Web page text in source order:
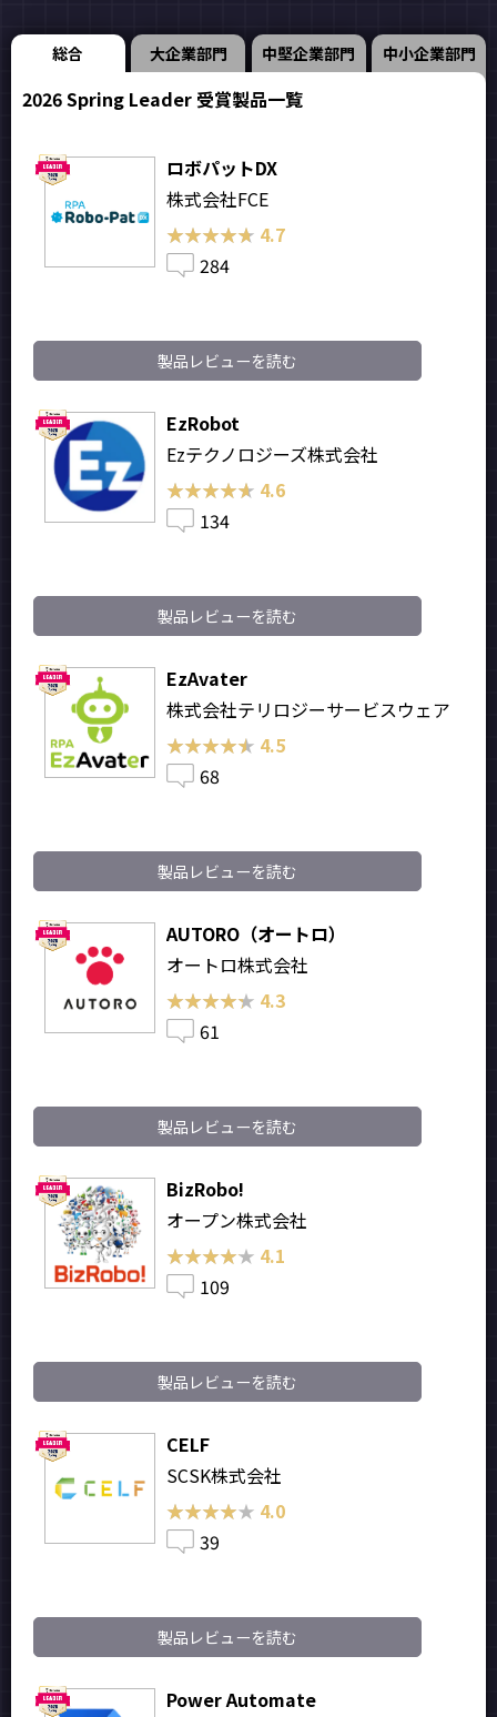
総合 大企業部門 中堅企業部門 中小企業部門
2026 Spring Leader 受賞製品一覧
ロボパットDX
株式会社FCE
★★★★★
★★★★★ 4.7
284
製品レビューを読む
EzRobot
Ezテクノロジーズ株式会社
★★★★★
★★★★★ 4.6
134
製品レビューを読む
EzAvater
株式会社テリロジーサービスウェア
★★★★★
★★★★★ 4.5
68
製品レビューを読む
AUTORO（オートロ）
オートロ株式会社
★★★★★
★★★★★ 4.3
61
製品レビューを読む
BizRobo!
オープン株式会社
★★★★★
★★★★★ 4.1
109
製品レビューを読む
CELF
SCSK株式会社
★★★★★
★★★★★ 4.0
39
製品レビューを読む
Power Automate